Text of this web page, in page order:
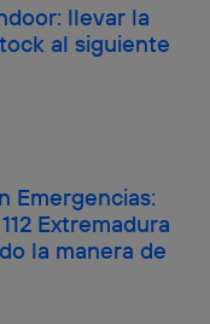
llevar la
al siguiente
Emergencias:
Extremadura
la manera de